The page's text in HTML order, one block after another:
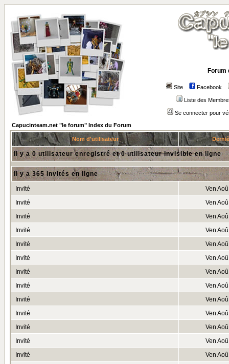
Forum
Site Facebook
Liste des
Se connecter pour
Capucinteam.net "le forum" Index du Forum
Nom d'utilisateur
Il y a 0 utilisateur enregistré et 0 utilisateur invisible en ligne
Il y a 365 invités en ligne
Invité
Ven
Invité
Ven
Invité
Ven
Invité
Ven
Invité
Ven
Invité
Ven
Invité
Ven
Invité
Ven
Invité
Ven
Invité
Ven
Invité
Ven
Invité
Ven
Invité
Ven